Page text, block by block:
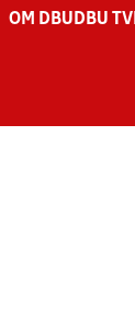
OM DBU DBU TV